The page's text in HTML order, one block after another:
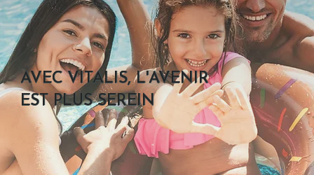
AVEC VITALIS, L'AVENIR
EST PLUS SEREIN